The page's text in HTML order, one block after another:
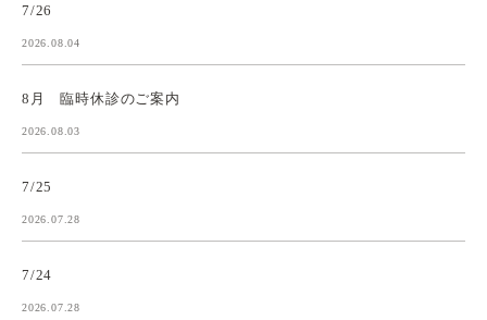
7/26
2026.08.04
8月 臨時休診のご案内
2026.08.03
7/25
2026.07.28
7/24
2026.07.28